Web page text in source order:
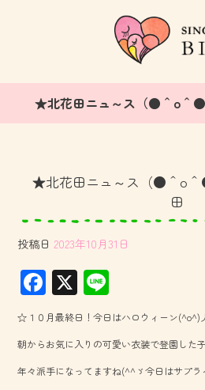
★北花田ニュ～ス（●＾o＾●
★北花田ニュ～ス（●＾o
田
投稿日 2023年10月31日
F
ac
e
b
X
ne
☆１０月最終日！今日はハロウィーン(^o^)丿
朝からお気に入りの可愛い衣装で登園し
年々派手になってますね(^^ゞ今日はサプラ